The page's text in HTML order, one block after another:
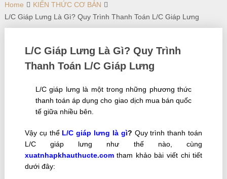
Home
KIẾN THỨC CƠ BẢN
L/C Giáp Lưng Là Gì? Quy Trình Thanh Toán L/C Giáp Lưng
L/C Giáp Lưng Là Gì? Quy Trình
Thanh Toán L/C Giáp Lưng
L/C giáp lưng là một trong những phương thức
thanh toán áp dụng cho giao dịch mua bán quốc
tế giữa nhiều bên.
Vậy cụ thể L/C giáp lưng là gì? Quy trình thanh toán
L/C giáp lưng như thế nào, cùng
xuatnhapkhauthucte.comtham khảo bài viết chi tiết
dưới đây: